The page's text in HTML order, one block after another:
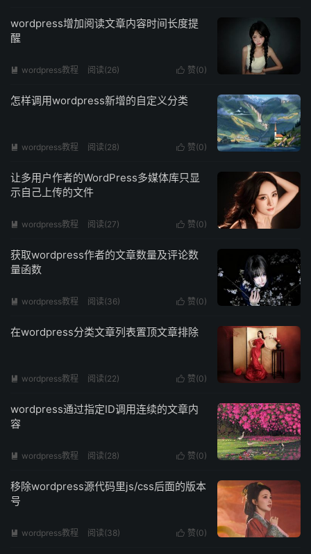
wordpress增加阅读文章内容时间长度提
醒
 赞(0)
 wordpress教程 阅读(26)
怎样调用wordpress新增的自定义分类
 赞(0)
 wordpress教程 阅读(28)
让多用户作者的WordPress多媒体库只显
示自己上传的文件
 赞(0)
 wordpress教程 阅读(27)
获取wordpress作者的文章数量及评论数
量函数
 赞(0)
 wordpress教程 阅读(36)
在wordpress分类文章列表置顶文章排除
 赞(0)
 wordpress教程 阅读(22)
wordpress通过指定ID调用连续的文章内
容
 赞(0)
 wordpress教程 阅读(28)
移除wordpress源代码里js/css后面的版本
号
 赞(0)
 wordpress教程 阅读(38)